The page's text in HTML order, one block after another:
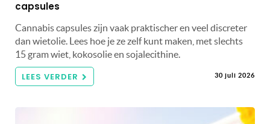
capsules
Cannabis capsules zijn vaak praktischer en veel discreter
dan wietolie. Lees hoe je ze zelf kunt maken, met slechts
15 gram wiet, kokosolie en sojalecithine.
LEES VERDER 30 juli 2026